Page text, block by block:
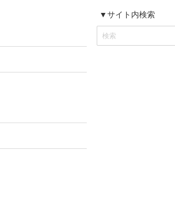
▼サイト内検索